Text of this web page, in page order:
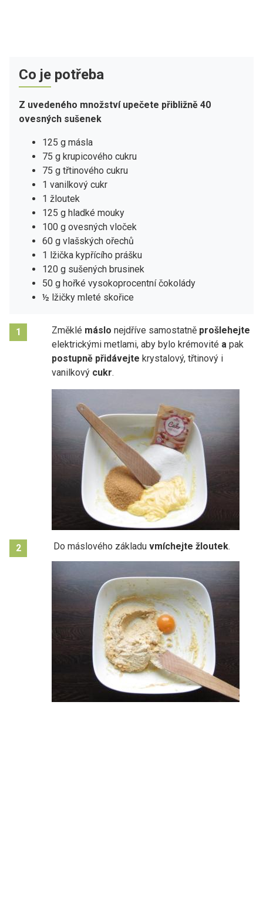
Co je potřeba
Z uvedeného množství upečete přibližně 40
ovesných sušenek
125 g másla
75 g krupicového cukru
75 g třtinového cukru
1 vanilkový cukr
1 žloutek
125 g hladké mouky
100 g ovesných vloček
60 g vlašských ořechů
1 lžička kypřícího prášku
120 g sušených brusinek
50 g hořké vysokoprocentní čokolády
½ lžičky mleté skořice
1 Změklé máslo nejdříve samostatně prošlehejte
elektrickými metlami, aby bylo krémovité a pak
postupně přidávejte krystalový, třtinový i
vanilkový cukr.
2 Do máslového základu vmíchejte žloutek.